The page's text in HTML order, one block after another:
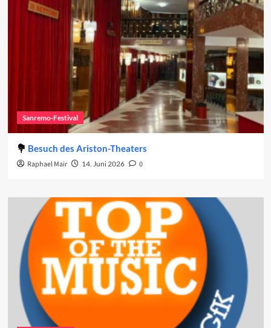
Sanremo-Festival
Besuch des Ariston-Theaters
Raphael Mair 14. Juni 2026 0